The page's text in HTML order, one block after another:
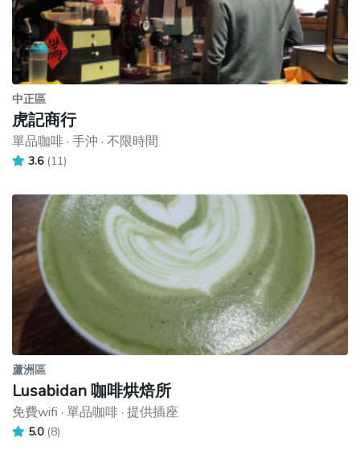
中正區
虎記商行
單品咖啡 · 手沖 · 不限時間
3.6 (11)
蘆洲區
Lusabidan 咖啡烘焙所
免費wifi · 單品咖啡 · 提供插座
5.0 (8)